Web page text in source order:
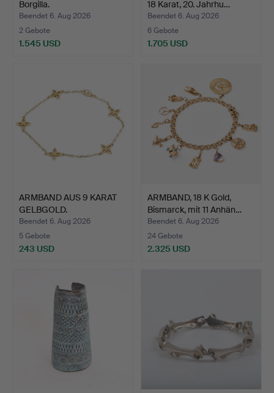
Borgilla.
Beendet 6. Aug 2026
2 Gebote
1.545 USD
18 Karat, 20. Jahrhu…
Beendet 6. Aug 2026
6 Gebote
1.705 USD
ARMBAND AUS 9 KARAT
GELBGOLD.
Beendet 6. Aug 2026
5 Gebote
243 USD
ARMBAND, 18 K Gold,
Bismarck, mit 11 Anhän…
Beendet 6. Aug 2026
24 Gebote
2.325 USD